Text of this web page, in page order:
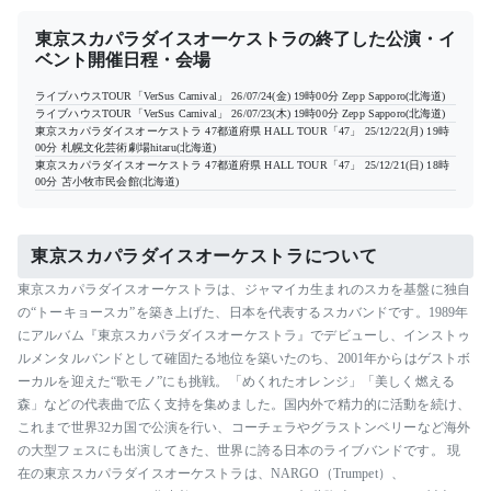
東京スカパラダイスオーケストラの終了した公演・イ
ベント開催日程・会場
ライブハウスTOUR「VerSus Carnival」 26/07/24(金) 19時00分 Zepp Sapporo(北海道)
ライブハウスTOUR「VerSus Carnival」
26/07/23(木) 19時00分 Zepp Sapporo(北海道)
東京スカパラダイスオーケストラ 47都道府県 HALL TOUR「47」
25/12/22(月) 19時
00分 札幌文化芸術劇場hitaru(北海道)
東京スカパラダイスオーケストラ 47都道府県 HALL TOUR「47」
25/12/21(日) 18時
00分 苫小牧市民会館(北海道)
東京スカパラダイスオーケストラについて
東京スカパラダイスオーケストラは、ジャマイカ生まれのスカを基盤に独自
の“トーキョースカ”を築き上げた、日本を代表するスカバンドです。1989年
にアルバム『東京スカパラダイスオーケストラ』でデビューし、インストゥ
ルメンタルバンドとして確固たる地位を築いたのち、2001年からはゲストボ
ーカルを迎えた“歌モノ”にも挑戦。「めくれたオレンジ」「美しく燃える
森」などの代表曲で広く支持を集めました。国内外で精力的に活動を続け、
これまで世界32カ国で公演を行い、コーチェラやグラストンベリーなど海外
の大型フェスにも出演してきた、世界に誇る日本のライブバンドです。 現
在の東京スカパラダイスオーケストラは、NARGO（Trumpet）、